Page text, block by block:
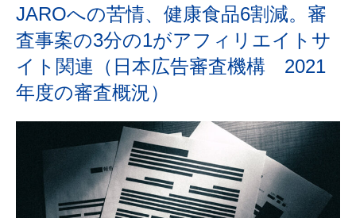
JAROへの苦情、健康食品6割減。審
査事案の3分の1がアフィリエイトサ
イト関連（日本広告審査機構 2021
年度の審査概況）